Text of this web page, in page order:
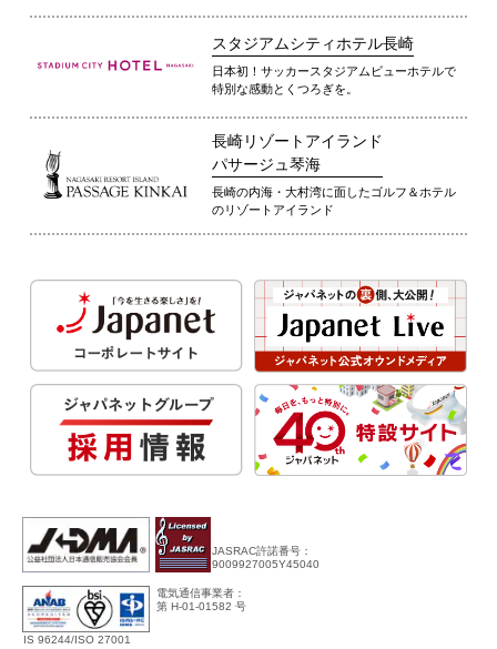
スタジアムシティホテル長崎
日本初！サッカースタジアムビューホテルで
特別な感動とくつろぎを。
長崎リゾートアイランド
パサージュ琴海
長崎の内海・大村湾に面したゴルフ＆ホテル
のリゾートアイランド
JASRAC許諾番号：
9009927005Y45040
IS 96244/ISO 27001
電気通信事業者：
第 H-01-01582 号